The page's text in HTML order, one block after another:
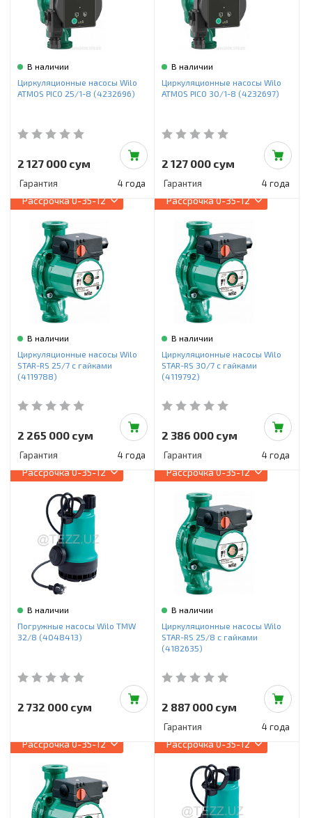
В наличии
Циркуляционные насосы Wilo
ATMOS PICO 25/1-8 (4232696)
2 127 000 сум
Гарантия 4 года
В наличии
Циркуляционные насосы Wilo
ATMOS PICO 30/1-8 (4232697)
2 127 000 сум
Гарантия 4 года
Рассрочка0-35-12
В наличии
Циркуляционные насосы Wilo
STAR-RS 25/7 с гайками
(4119788)
2 265 000 сум
Гарантия 4 года
Рассрочка0-35-12
В наличии
Циркуляционные насосы Wilo
STAR-RS 30/7 с гайками
(4119792)
2 386 000 сум
Гарантия 4 года
Рассрочка0-35-12
В наличии
Погружные насосы Wilo TMW
32/8 (4048413)
2 732 000 сум
Рассрочка0-35-12
В наличии
Циркуляционные насосы Wilo
STAR-RS 25/8 с гайками
(4182635)
2 887 000 сум
Гарантия 4 года
Рассрочка0-35-12 Рассрочка0-35-12